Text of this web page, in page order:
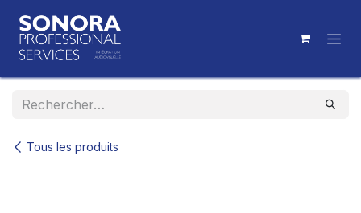
Tous les produits